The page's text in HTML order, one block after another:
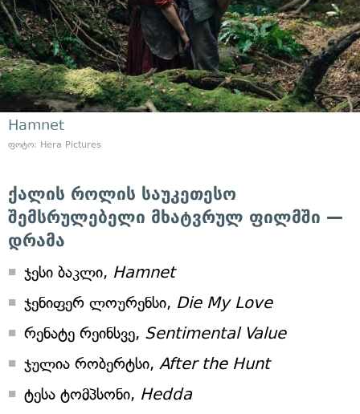
Hamnet
ფოტო: Hera Pictures
ქალის როლის საუკეთესო
შემსრულებელი მხატვრულ ფილმში —
დრამა
ჯესი ბაკლი, Hamnet
ჯენიფერ ლოურენსი, Die My Love
რენატე რეინსვე, Sentimental Value
ჯულია რობერტსი, After the Hunt
ტესა ტომპსონი, Hedda